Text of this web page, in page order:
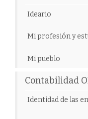
Ideario
Mi profesión y
Mi pueblo
Contabilidad
Identidad de las